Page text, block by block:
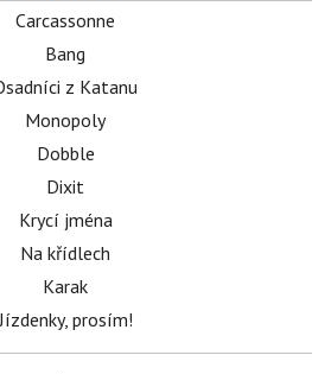
Carcassonne
Bang
z Katanu
Monopoly
Dobble
Dixit
Krycí jména
Na křídlech
Karak
prosím!